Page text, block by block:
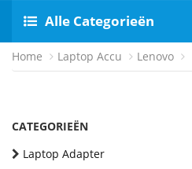
Alle Categorieën
Home Laptop Accu Lenovo
CATEGORIEËN
Laptop Adapter